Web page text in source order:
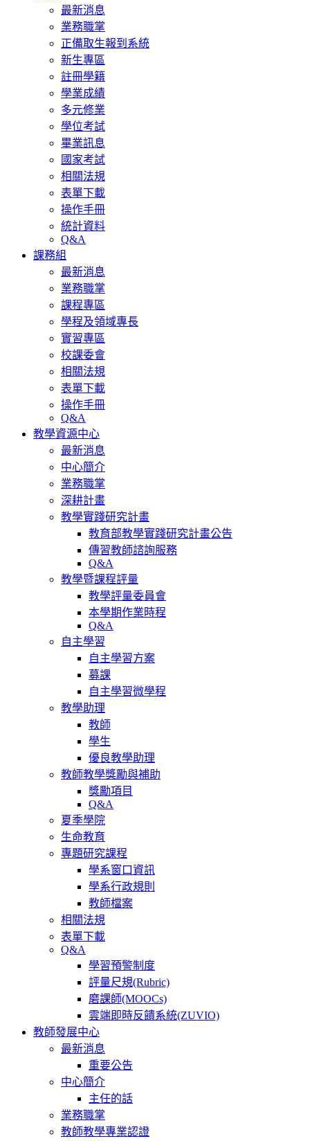
最新消息
業務職掌
正備取生報到系統
新生專區
註冊學籍
學業成績
多元修業
學位考試
畢業訊息
國家考試
相關法規
表單下載
操作手冊
統計資料
Q&A
課務組
最新消息
業務職掌
課程專區
學程及領域專長
實習專區
校課委會
相關法規
表單下載
操作手冊
Q&A
教學資源中心
最新消息
中心簡介
業務職掌
深耕計畫
教學實踐研究計畫
教育部教學實踐研究計畫公告
傳習教師諮詢服務
Q&A
教學暨課程評量
教學評量委員會
本學期作業時程
Q&A
自主學習
自主學習方案
募課
自主學習微學程
教學助理
教師
學生
優良教學助理
教師教學獎勵與補助
獎勵項目
Q&A
夏季學院
生命教育
專題研究課程
學系窗口資訊
學系行政規則
教師檔案
相關法規
表單下載
Q&A
學習預警制度
評量尺規(Rubric)
磨課師(MOOCs)
雲端即時反饋系統(ZUVIO)
教師發展中心
最新消息
重要公告
中心簡介
主任的話
業務職掌
教師教學專業認證